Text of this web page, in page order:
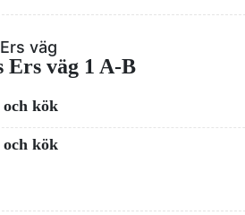
väg
Ers väg 1 A-B
kök
kök